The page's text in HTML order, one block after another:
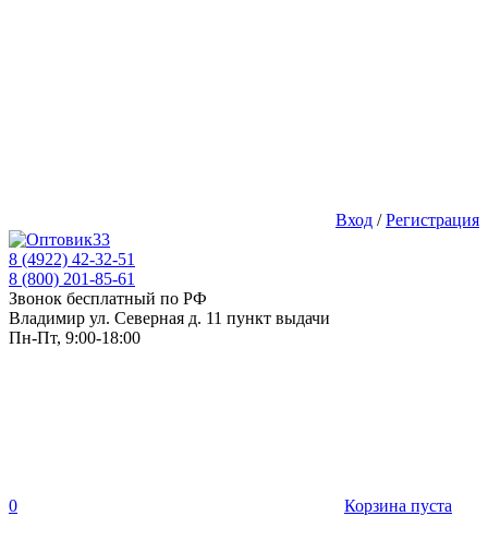
Вход /Регистрация
8 (4922) 42-32-51
8 (800) 201-85-61
Звонок бесплатный по РФ
Владимир ул. Северная д. 11 пункт выдачи
Пн-Пт, 9:00-18:00
0 Корзина пуста